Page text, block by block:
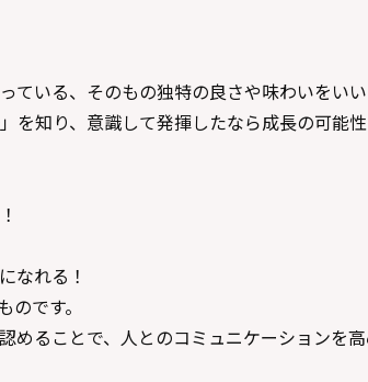
ている、そのもの独特の良さや味わいをいい
を知り、意識して発揮したなら成長の可能
なれる！
のです。
めることで、人とのコミュニケーションを